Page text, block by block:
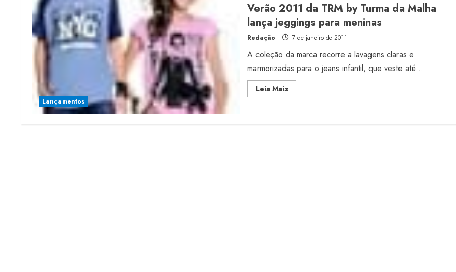
Lançamentos
Verão 2011 da TRM by Turma da Malha
lança jeggings para meninas
Redação 7 de janeiro de 2011
A coleção da marca recorre a lavagens claras e
marmorizadas para o jeans infantil, que veste até...
Leia MaisRead
more